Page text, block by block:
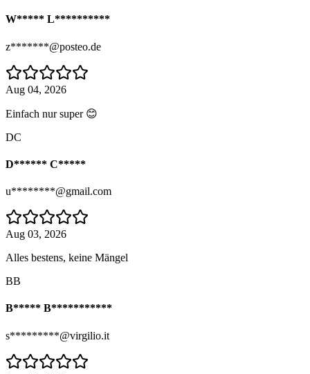
W***** L**********
z*******@posteo.de
Aug 04, 2026
Einfach nur super 😊
DC
D****** C*****
u********@gmail.com
Aug 03, 2026
Alles bestens, keine Mängel
BB
B***** B***********
s*********@virgilio.it